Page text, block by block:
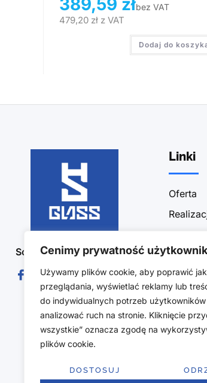
Cenimy prywatność
Używamy plików cookie, aby poprawić
przeglądania, wyświetlać reklamy lub
do indywidualnych potrzeb użytkowników
analizować ruch na stronie. Kliknięcie
wszystkie” oznacza zgodę na
plików cookie.
DOSTOSUJ
bez VAT
479,20 zł z VAT
Dodaj do
Social Media :
Linki
Oferta
Blog
Kontakt
Obszar